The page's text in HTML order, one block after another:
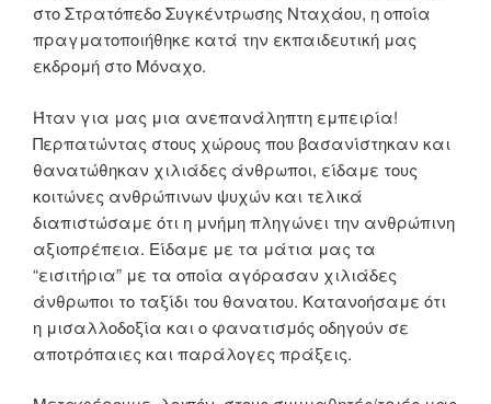
στο Στρατόπεδο Συγκέντρωσης Νταχάου, η οποία
πραγματοποιήθηκε κατά την εκπαιδευτική μας
εκδρομή στο Μόναχο.
Ήταν για μας μια ανεπανάληπτη εμπειρία!
Περπατώντας στους χώρους που βασανίστηκαν και
θανατώθηκαν χιλιάδες άνθρωποι, είδαμε τους
κοιτώνες ανθρώπινων ψυχών και τελικά
διαπιστώσαμε ότι η μνήμη πληγώνει την ανθρώπινη
αξιοπρέπεια. Είδαμε με τα μάτια μας τα
“εισιτήρια” με τα οποία αγόρασαν χιλιάδες
άνθρωποι το ταξίδι του θανατου. Κατανοήσαμε ότι
η μισαλλοδοξία και ο φανατισμός οδηγούν σε
αποτρόπαιες και παράλογες πράξεις.